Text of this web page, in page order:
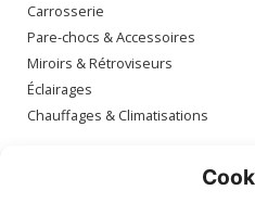
Carrosserie
Pare-chocs & Accessoires
Miroirs & Rétroviseurs
Éclairages
Chauffages & Climatisations